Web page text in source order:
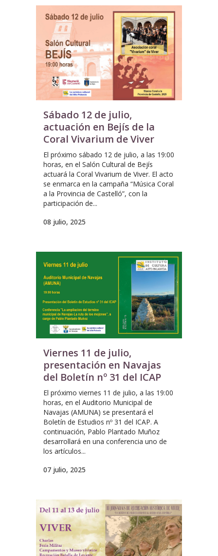
Sábado 12 de julio,
actuación en Bejís de la
Coral Vivarium de Viver
El próximo sábado 12 de julio, a las 19:00
horas, en el Salón Cultural de Bejís
actuará la Coral Vivarium de Viver. El acto
se enmarca en la campaña “Música Coral
a la Provincia de Castelló”, con la
participación de...
08 julio, 2025
Viernes 11 de julio,
presentación en Navajas
del Boletín nº 31 del ICAP
El próximo viernes 11 de julio, a las 19:00
horas, en el Auditorio Municipal de
Navajas (AMUNA) se presentará el
Boletín de Estudios nº 31 del ICAP. A
continuación, Pablo Plantado Muñoz
desarrollará en una conferencia uno de
los artículos...
07 julio, 2025